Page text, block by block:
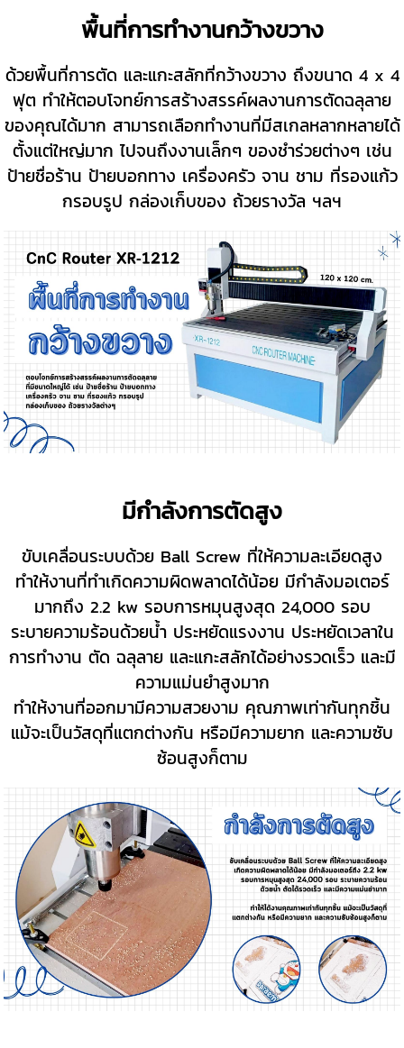
พื้นที่การทำงานกว้างขวาง
ด้วยพื้นที่การตัด และแกะสลักที่กว้างขวาง ถึงขนาด 4 x 4
ฟุต ทำให้ตอบโจทย์การสร้างสรรค์ผลงานการตัดฉลุลาย
ของคุณได้มาก สามารถเลือกทำงานที่มีสเกลหลากหลายได้
ตั้งแต่ใหญ่มาก ไปจนถึงงานเล็กๆ ของชำร่วยต่างๆ เช่น
ป้ายชื่อร้าน ป้ายบอกทาง เครื่องครัว จาน ชาม ที่รองแก้ว
กรอบรูป กล่องเก็บของ ถ้วยรางวัล ฯลฯ
มีกำลังการตัดสูง
ขับเคลื่อนระบบด้วย Ball Screw ที่ให้ความละเอียดสูง
ทำให้งานที่ทำเกิดความผิดพลาดได้น้อย มีกำลังมอเตอร์
มากถึง 2.2 kw รอบการหมุนสูงสุด 24,000 รอบ
ระบายความร้อนด้วยน้ำ ประหยัดแรงงาน ประหยัดเวลาใน
การทำงาน ตัด ฉลุลาย และแกะสลักได้อย่างรวดเร็ว และมี
ความแม่นยำสูงมาก
ทำให้งานที่ออกมามีความสวยงาม คุณภาพเท่ากันทุกชิ้น
แม้จะเป็นวัสดุที่แตกต่างกัน หรือมีความยาก และความซับ
ซ้อนสูงก็ตาม